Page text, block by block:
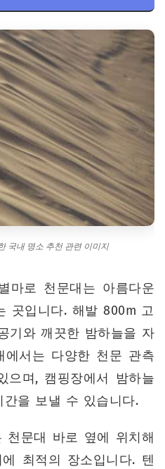
국내 명소 추천 관련 이미지
마로 천문대는 아름다운
곳입니다. 해발 800m 고
기와 깨끗한 밤하늘을 자
에서는 다양한 천문 관측
으며, 캠핑장에서 밤하늘
을 보낼 수 있습니다.
천문대 바로 옆에 위치해
최적의 장소입니다. 텐